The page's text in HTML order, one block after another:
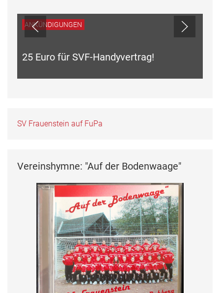
ANKÜNDIGUNGEN
25 Euro für SVF-Handyvertrag!
SV Frauenstein auf FuPa
Vereinshymne: "Auf der Bodenwaage"